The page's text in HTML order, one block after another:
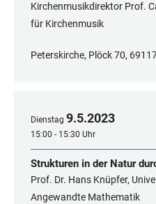
Kirchenmusikdirektor Prof.
für Kirchenmusik
Peterskirche, Plöck 70,
Dienstag 9.5.2023
15:00 - 15:30 Uhr
Strukturen in der Natur
Prof. Dr. Hans Knüpfer,
Angewandte Mathematik